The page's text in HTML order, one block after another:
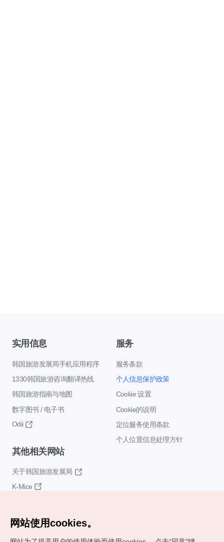
实用信息
韩国旅游发展局手机应用程序
1330韩国旅游咨询翻译热线
韩国旅游指南与地图
数字图书 / 电子书
Odii
服务
服务条款
个人信息保护政策
Cookie 设置
Cookie的说明
定位服务使用条款
个人位置信息处理方针
其他相关网站
关于韩国旅游发展局
K-Mice
网站使用cookies。